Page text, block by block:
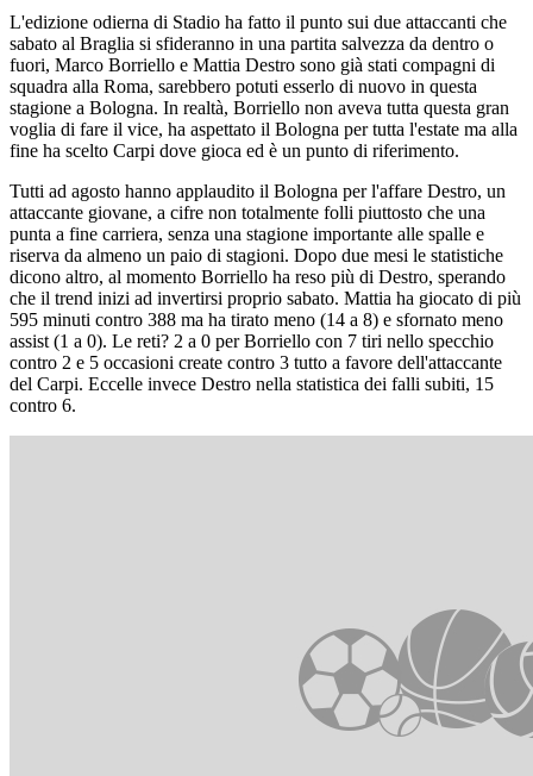
L'edizione odierna di Stadio ha fatto il punto sui due attaccanti che
sabato al Braglia si sfideranno in una partita salvezza da dentro o
fuori, Marco Borriello e Mattia Destro sono già stati compagni di
squadra alla Roma, sarebbero potuti esserlo di nuovo in questa
stagione a Bologna. In realtà, Borriello non aveva tutta questa gran
voglia di fare il vice, ha aspettato il Bologna per tutta l'estate ma alla
fine ha scelto Carpi dove gioca ed è un punto di riferimento.
Tutti ad agosto hanno applaudito il Bologna per l'affare Destro, un
attaccante giovane, a cifre non totalmente folli piuttosto che una
punta a fine carriera, senza una stagione importante alle spalle e
riserva da almeno un paio di stagioni. Dopo due mesi le statistiche
dicono altro, al momento Borriello ha reso più di Destro, sperando
che il trend inizi ad invertirsi proprio sabato. Mattia ha giocato di più
595 minuti contro 388 ma ha tirato meno (14 a 8) e sfornato meno
assist (1 a 0). Le reti? 2 a 0 per Borriello con 7 tiri nello specchio
contro 2 e 5 occasioni create contro 3 tutto a favore dell'attaccante
del Carpi. Eccelle invece Destro nella statistica dei falli subiti, 15
contro 6.